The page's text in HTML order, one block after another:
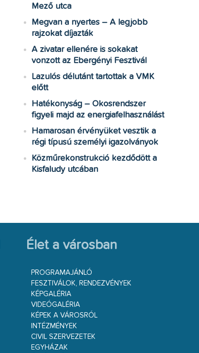
Mező utca
Megvan a nyertes – A legjobb
rajzokat díjazták
A zivatar ellenére is sokakat
vonzott az Ebergényi Fesztivál
Lazulós délutánt tartottak a VMK
előtt
Hatékonyság – Okosrendszer
figyeli majd az energiafelhasználást
Hamarosan érvényüket vesztik a
régi típusú személyi igazolványok
Közműrekonstrukció kezdődött a
Kisfaludy utcában
Élet a városban
PROGRAMAJÁNLÓ
FESZTIVÁLOK, RENDEZVÉNYEK
KÉPGALÉRIA
VIDEÓGALÉRIA
KÉPEK A VÁROSRÓL
INTÉZMÉNYEK
CIVIL SZERVEZETEK
EGYHÁZAK